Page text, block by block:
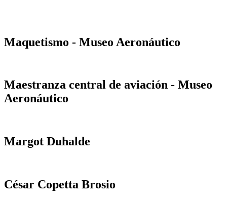
Maquetismo - Museo Aeronáutico
Maestranza central de aviación - Museo
Aeronáutico
Margot Duhalde
César Copetta Brosio